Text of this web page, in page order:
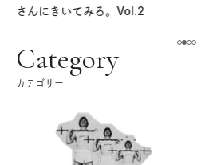
さんにきいてみる。Vol.2
Category
カテゴリー